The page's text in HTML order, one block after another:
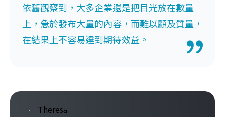
依舊觀察到，大多企業還是把目光放在數量
上，急於發布大量的內容，而難以顧及質量，
在結果上不容易達到期待效益。